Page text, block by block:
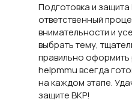
Подготовка и
ответственный
внимательности и
выбрать тему,
правильно
helpmmu всегда
на каждом этапе.
защите ВКР!